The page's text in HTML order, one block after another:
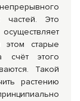
частей. Это
старые
счёт этого
Такой
растению